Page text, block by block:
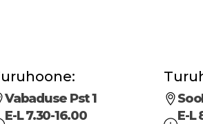
Vabaduse Pst 1
E-L 7.30-16.00
E-L